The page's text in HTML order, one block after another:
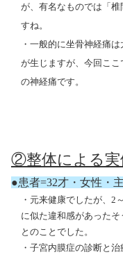
が、有名なものでは「
すね。
・一般的に坐骨神経痛
が生じますが、今回こ
の神経痛です。
②整体による実
●患者=32才・女性・
・ 元来健康でしたが、 2 ～
に似た違和感があった
とのことでした。
・子宮内膜症の診断と治